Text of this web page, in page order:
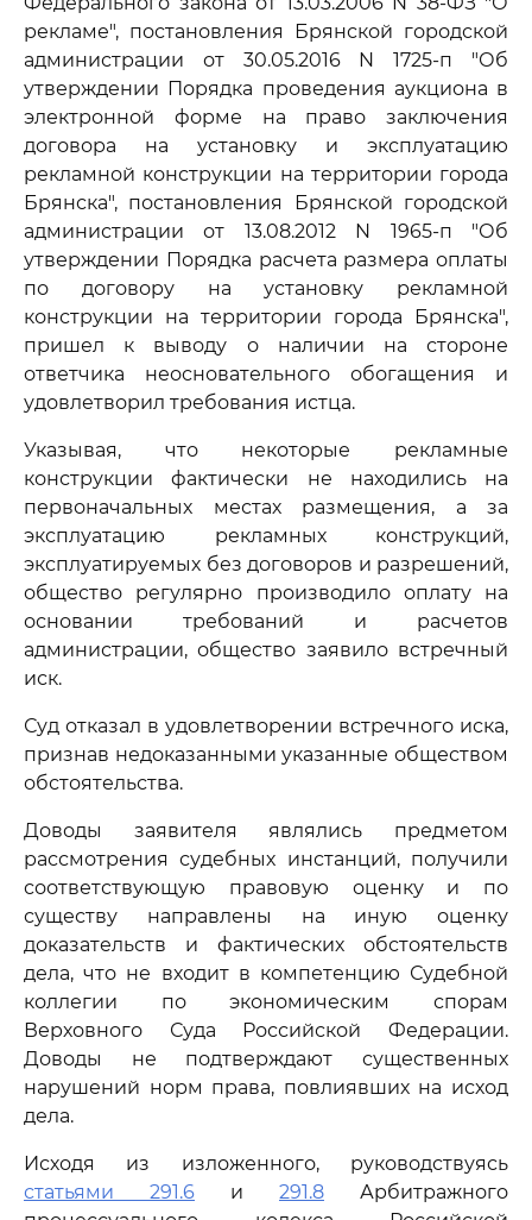
рекламе", постановления Брянской городской
администрации от 30.05.2016 N 1725-п "Об
утверждении Порядка проведения аукциона в
электронной форме на право заключения
договора на установку и эксплуатацию
рекламной конструкции на территории города
Брянска", постановления Брянской городской
администрации от 13.08.2012 N 1965-п "Об
утверждении Порядка расчета размера оплаты
по договору на установку рекламной
конструкции на территории города Брянска",
пришел к выводу о наличии на стороне
ответчика неосновательного обогащения и
удовлетворил требования истца.
Указывая, что некоторые рекламные
конструкции фактически не находились на
первоначальных местах размещения, а за
эксплуатацию рекламных конструкций,
эксплуатируемых без договоров и разрешений,
общество регулярно производило оплату на
основании требований и расчетов
администрации, общество заявило встречный
иск.
Суд отказал в удовлетворении встречного иска,
признав недоказанными указанные обществом
обстоятельства.
Доводы заявителя являлись предметом
рассмотрения судебных инстанций, получили
соответствующую правовую оценку и по
существу направлены на иную оценку
доказательств и фактических обстоятельств
дела, что не входит в компетенцию Судебной
коллегии по экономическим спорам
Верховного Суда Российской Федерации.
Доводы не подтверждают существенных
нарушений норм права, повлиявших на исход
дела.
Исходя из изложенного, руководствуясь
статьями 291.6 и 291.8 Арбитражного